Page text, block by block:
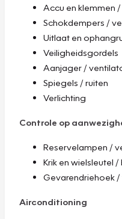
Accu en klemmen
Schokdempers /
Uitlaat en
Veiligheidsgordels
Aanjager /
Spiegels / ruiten
Verlichting
Controle op
Reservelampen /
Krik en wielsleutel
Gevarendriehoek
Airconditioning